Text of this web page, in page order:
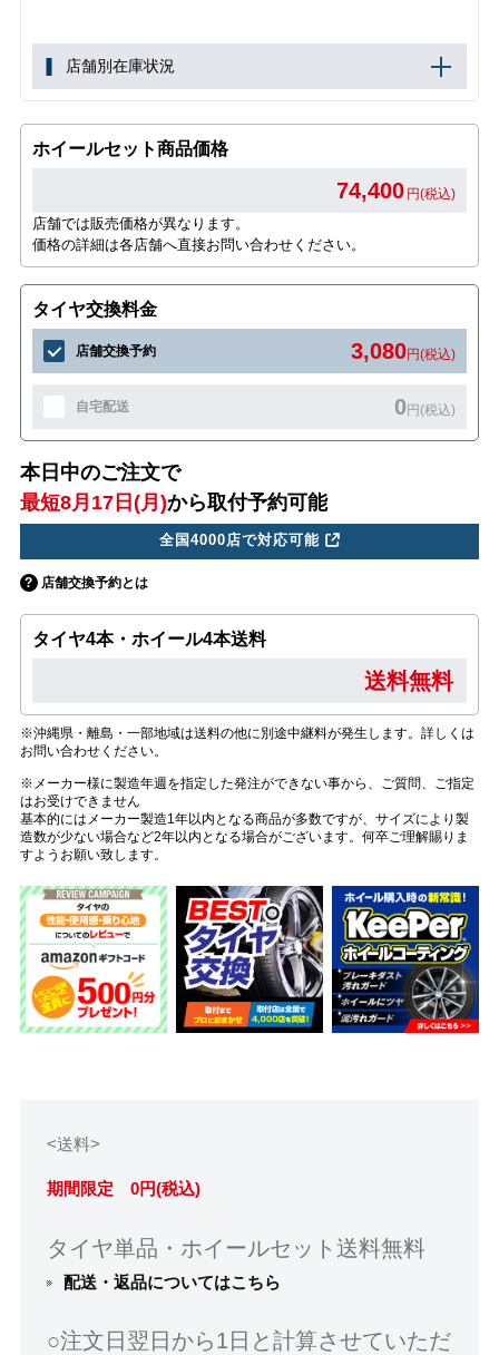
店舗別在庫状況
ホイールセット商品価格
74,400 円(税込)
店舗では販売価格が異なります。
価格の詳細は各店舗へ直接お問い合わせください。
タイヤ交換料金
店舗交換予約 3,080円(税込)
自宅配送 0円(税込)
本日中のご注文で
最短8月17日(月)から取付予約可能
全国4000店で対応可能
店舗交換予約とは
タイヤ4本・ホイール4本送料
送料無料
※沖縄県・離島・一部地域は送料の他に別途中継料が発生します。詳しくは
お問い合わせください。
※メーカー様に製造年週を指定した発注ができない事から、ご質問、ご指定
はお受けできません
基本的にはメーカー製造1年以内となる商品が多数ですが、サイズにより製
造数が少ない場合など2年以内となる場合がございます。何卒ご理解賜りま
すようお願い致します。
<送料>
期間限定 0円(税込)
タイヤ単品・ホイールセット送料無料
配送・返品についてはこちら
○注文日翌日から1日と計算させていただ